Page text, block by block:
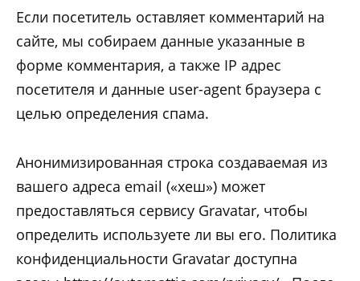
Если посетитель оставляет комментарий на
сайте, мы собираем данные указанные в
форме комментария, а также IP адрес
посетителя и данные user-agent браузера с
целью определения спама.
Анонимизированная строка создаваемая из
вашего адреса email («хеш») может
предоставляться сервису Gravatar, чтобы
определить используете ли вы его. Политика
конфиденциальности Gravatar доступна